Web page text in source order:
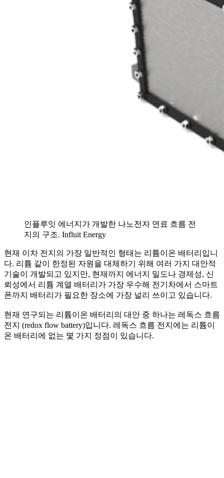
인플루잇 에너지가 개발한 나노전자 연료 흐름 전
지의 구조. Influit Energy
현재 이차 전지의 가장 일반적인 형태는 리튬이온 배터리입니
다. 리튬 같이 한정된 자원을 대체하기 위해 여러 가지 대안적
기술이 개발되고 있지만, 현재까지 에너지 밀도나 경제성, 신
뢰성에서 리튬 계열 배터리가 가장 우수해 전기차에서 스마트
폰까지 배터리가 필요한 장소에 가장 널리 쓰이고 있습니다.
현재 연구되는 리튬이온 배터리의 대안 중 하나는 레독스 흐름
전지 (redox flow battery)입니다. 레독스 흐름 전지에는 리튬이
온 배터리에 없는 몇 가지 정점이 있습니다.